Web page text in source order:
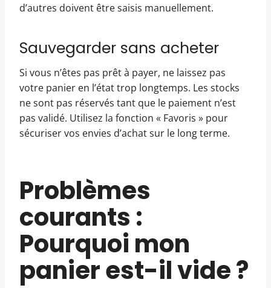
d’autres doivent être saisis manuellement.
Sauvegarder sans acheter
Si vous n’êtes pas prêt à payer, ne laissez pas
votre panier en l’état trop longtemps. Les stocks
ne sont pas réservés tant que le paiement n’est
pas validé. Utilisez la fonction « Favoris » pour
sécuriser vos envies d’achat sur le long terme.
Problèmes
courants :
Pourquoi mon
panier est-il vide ?